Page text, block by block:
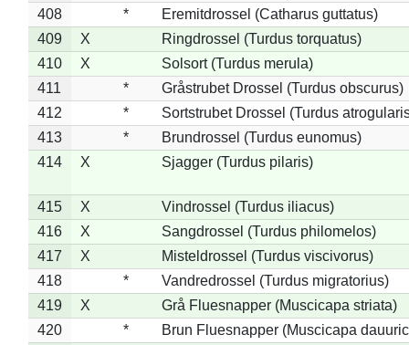
408
*
Eremitdrossel (Catharus guttatus)
409
X
Ringdrossel (Turdus torquatus)
410
X
Solsort (Turdus merula)
411
*
Gråstrubet Drossel (Turdus obscurus)
412
*
Sortstrubet Drossel (Turdus
413
*
Brundrossel (Turdus eunomus)
414
X Sjagger (Turdus pilaris)
415 X
Vindrossel (Turdus iliacus)
416
X
Sangdrossel (Turdus philomelos)
417
X
Misteldrossel (Turdus viscivorus)
418
*
Vandredrossel (Turdus migratorius)
419
X
Grå Fluesnapper (Muscicapa striata)
420
*
Brun Fluesnapper (Muscicapa